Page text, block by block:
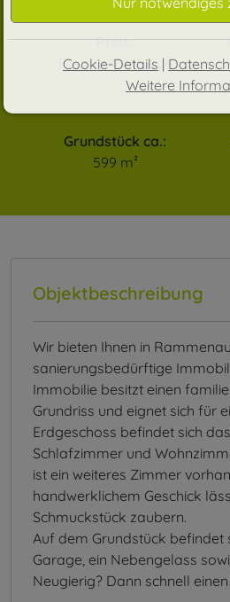
Preis:
Preis auf Anfrage
Grundstück ca.:
599 m²
Objektbeschreibung
Wir bieten Ihnen in
sanierungsbedürftige
Immobilie besitzt einen
Grundriss und eignet sich für
Erdgeschoss befindet sich
Schlafzimmer und
ist ein weiteres Zimmer
handwerklichem Geschick
Schmuckstück zaubern.
Auf dem Grundstück befindet
Garage, ein Nebengelass
Neugierig? Dann schnell
Cookie-Details |
Weitere